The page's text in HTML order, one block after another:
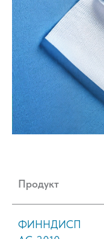
Продукт
ФИННДИСП